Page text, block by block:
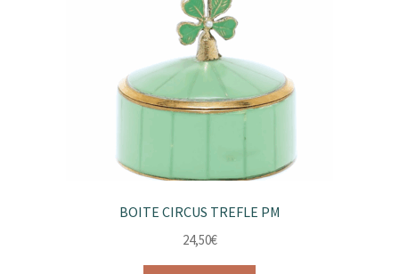
BOITE CIRCUS TREFLE PM
24,50€